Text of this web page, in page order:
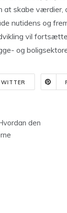
at skabe
nutidens og
vil
og
den